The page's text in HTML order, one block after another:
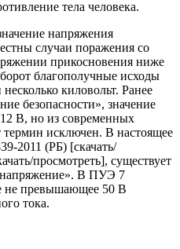
тела человека.
напряжения
случаи поражения со
прикосновения ниже
благополучные исходы
киловольт. Ранее
безопасности», значение
В, но из современных
исключен. В настоящее
2011 (РБ) [скачать/
просмотреть], существует
напряжение». В ПУЭ 7
не превышающее 50 В
тока.